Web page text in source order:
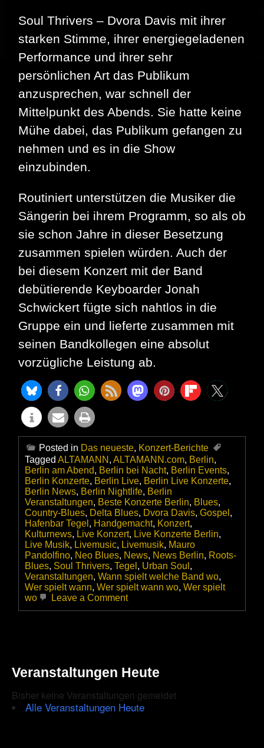
Soul Thrivers – Dvora Davis mit ihrer
starken Stimme, ihrer energiegeladenen
Performance und ihrer sehr
persönlichen Art das Publikum
anzusprechen, war schnell der
Mittelpunkt des Abends. Sie hatte keine
Mühe dabei, das Publikum gefangen zu
nehmen und es in die Show
einzubinden.
Routiniert unterstützen die Musiker die
Sängerin bei ihrem Programm, so als ob
sie schon Jahre in dieser Besetzung
zusammen spielen würden. Auch der
bei diesem Konzert mit der Band
debütierende Keyboarder Jonah
Schwickert fügte sich nahtlos in die
Gruppe ein und lieferte zusammen mit
seinen Bandkollegen eine absolut
vorzügliche Leistung ab.
Posted in Das neueste, Konzert-Berichte
Tagged ALTAMANN , ALTAMANN.com, Berlin,
Berlin am Abend, Berlin bei Nacht, Berlin Events,
Berlin Konzerte, Berlin Live, Berlin Live Konzerte,
Berlin News, Berlin Nightlife, Berlin
Veranstaltungen, Beste Konzerte Berlin, Blues,
Country-Blues, Delta Blues, Dvora Davis, Gospel ,
Hafenbar Tegel , Handgemacht, Konzert,
Kulturnews, Live Konzert, Live Konzerte Berlin,
Live Musik, Livemusic, Livemusik, Mauro
Pandolfino, Neo Blues, News, News Berlin, Roots-
Blues, Soul Thrivers, Tegel , Urban Soul ,
Veranstaltungen, Wann spielt welche Band wo,
Wer spielt wann, Wer spielt wann wo, Wer spielt
wo
Leave a Commenton
in
Hafenbar
Tegel,
Berlin
Veranstaltungen Heute
Bisher keine Veranstaltungen gemeldet
Alle Veranstaltungen Heute